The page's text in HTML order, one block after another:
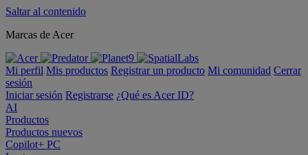
Saltar al contenido
Marcas de Acer
Mi perfil Mis productos Registrar un producto Mi comunidad Cerrar
sesión
Iniciar sesión Registrarse ¿Qué es Acer ID?
AI
Productos
Productos nuevos
Copilot+ PC